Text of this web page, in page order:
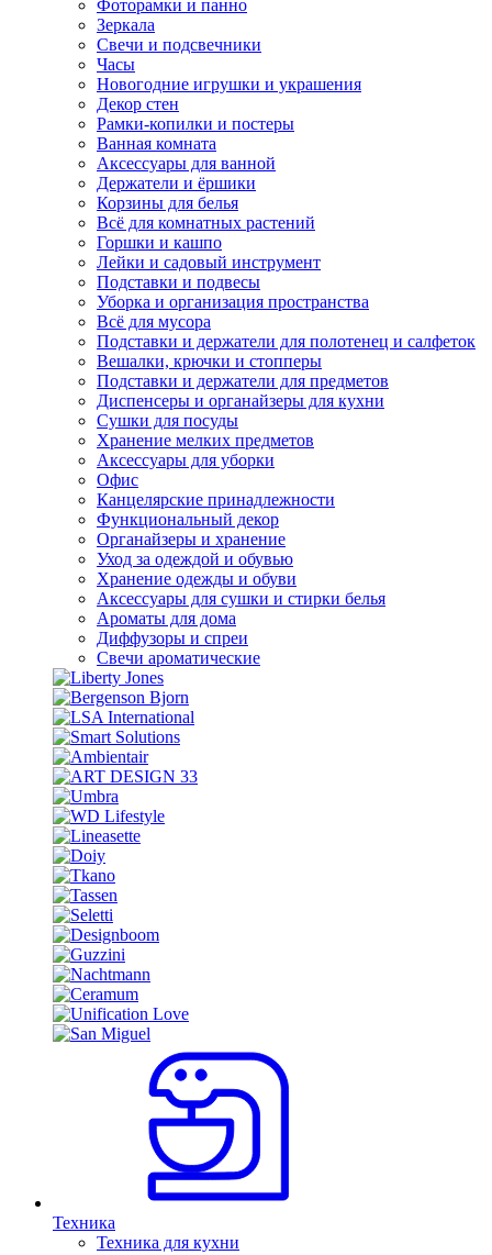
Фоторамки и панно
Зеркала
Свечи и подсвечники
Часы
Новогодние игрушки и украшения
Декор стен
Рамки-копилки и постеры
Ванная комната
Аксессуары для ванной
Держатели и ёршики
Корзины для белья
Всё для комнатных растений
Горшки и кашпо
Лейки и садовый инструмент
Подставки и подвесы
Уборка и организация пространства
Всё для мусора
Подставки и держатели для полотенец и салфеток
Вешалки, крючки и стопперы
Подставки и держатели для предметов
Диспенсеры и органайзеры для кухни
Сушки для посуды
Хранение мелких предметов
Аксессуары для уборки
Офис
Канцелярские принадлежности
Функциональный декор
Органайзеры и хранение
Уход за одеждой и обувью
Хранение одежды и обуви
Аксессуары для сушки и стирки белья
Ароматы для дома
Диффузоры и спреи
Свечи ароматические
Техника
Техника для кухни